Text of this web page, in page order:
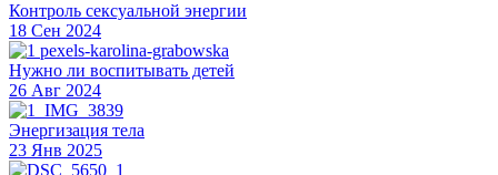
Контроль сексуальной энергии
18 Сен 2024
Нужно ли воспитывать детей
26 Авг 2024
Энергизация тела
23 Янв 2025